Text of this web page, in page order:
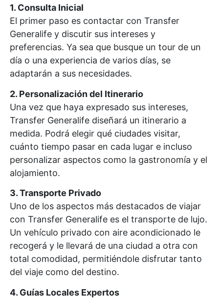
1. Consulta Inicial
El primer paso es contactar con Transfer
Generalife y discutir sus intereses y
preferencias. Ya sea que busque un tour de un
día o una experiencia de varios días, se
adaptarán a sus necesidades.
2. Personalización del Itinerario
Una vez que haya expresado sus intereses,
Transfer Generalife diseñará un itinerario a
medida. Podrá elegir qué ciudades visitar,
cuánto tiempo pasar en cada lugar e incluso
personalizar aspectos como la gastronomía y el
alojamiento.
3. Transporte Privado
Uno de los aspectos más destacados de viajar
con Transfer Generalife es el transporte de lujo.
Un vehículo privado con aire acondicionado le
recogerá y le llevará de una ciudad a otra con
total comodidad, permitiéndole disfrutar tanto
del viaje como del destino.
4. Guías Locales Expertos